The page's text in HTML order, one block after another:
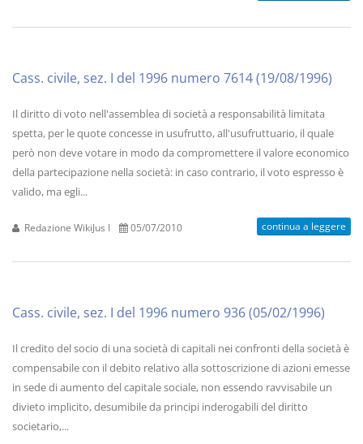
Cass. civile, sez. I del 1996 numero 7614 (19/08/1996)
Il diritto di voto nell'assemblea di società a responsabilità limitata
spetta, per le quote concesse in usufrutto, all'usufruttuario, il quale
però non deve votare in modo da compromettere il valore economico
della partecipazione nella società: in caso contrario, il voto espresso è
valido, ma egli...
Redazione WikiJus I 05/07/2010 continua a leggere
Cass. civile, sez. I del 1996 numero 936 (05/02/1996)
Il credito del socio di una società di capitali nei confronti della società è
compensabile con il debito relativo alla sottoscrizione di azioni emesse
in sede di aumento del capitale sociale, non essendo ravvisabile un
divieto implicito, desumibile da principi inderogabili del diritto
societario,...